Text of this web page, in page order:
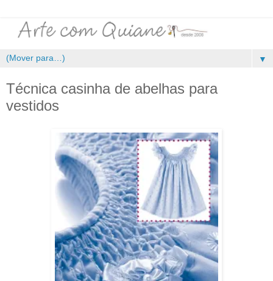
▼
Técnica casinha de abelhas para
vestidos